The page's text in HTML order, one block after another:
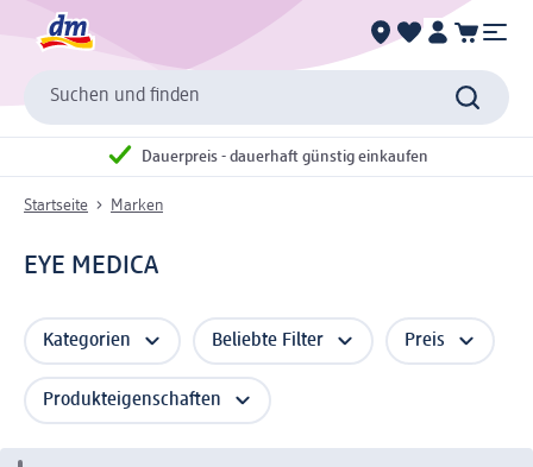
Suchen und finden
Dauerpreis - dauerhaft günstig einkaufen
Startseite Marken
EYE MEDICA
Kategorien Beliebte Filter Preis
Produkteigenschaften